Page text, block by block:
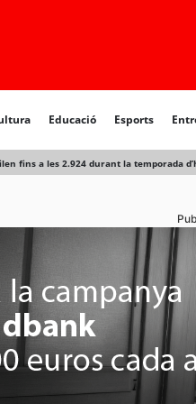
Educació Esports
fins a les 2.924 durant la temporada